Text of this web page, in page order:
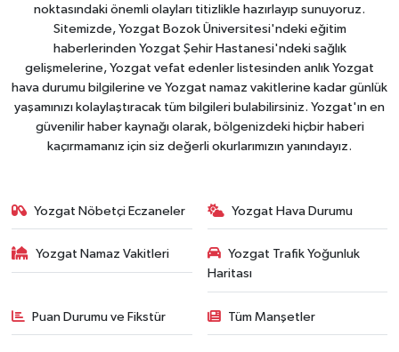
noktasındaki önemli olayları titizlikle hazırlayıp sunuyoruz.
Sitemizde, Yozgat Bozok Üniversitesi'ndeki eğitim
haberlerinden Yozgat Şehir Hastanesi'ndeki sağlık
gelişmelerine, Yozgat vefat edenler listesinden anlık Yozgat
hava durumu bilgilerine ve Yozgat namaz vakitlerine kadar günlük
yaşamınızı kolaylaştıracak tüm bilgileri bulabilirsiniz. Yozgat'ın en
güvenilir haber kaynağı olarak, bölgenizdeki hiçbir haberi
kaçırmamanız için siz değerli okurlarımızın yanındayız.
Yozgat Nöbetçi Eczaneler Yozgat Hava Durumu
Yozgat Namaz Vakitleri
Yozgat Trafik Yoğunluk
Haritası
Puan Durumu ve Fikstür Tüm Manşetler